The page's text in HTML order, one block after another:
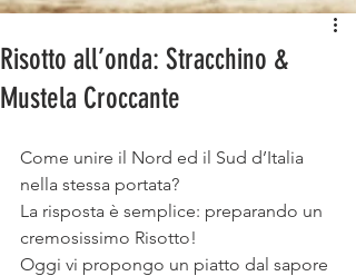
Risotto all’onda: Stracchino &
Mustela Croccante
Come unire il Nord ed il Sud d’Italia
nella stessa portata?
La risposta è semplice: preparando un
cremosissimo Risotto!
Oggi vi propongo un piatto dal sapore